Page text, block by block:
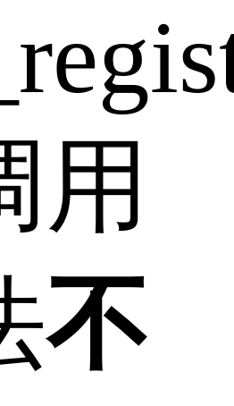
用
不